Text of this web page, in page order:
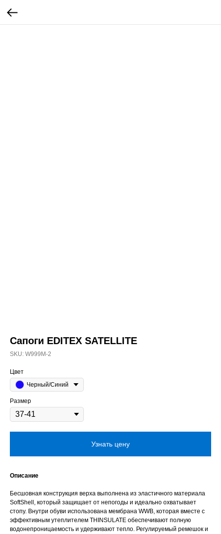
Сапоги EDITEX SATELLITE
SKU: W999M-2
Цвет
Черный/Синий
Размер
Узнать цену
Описание
Бесшовная конструкция верха выполнена из эластичного материала
SoftShell, который защищает от непогоды и идеально охватывает
стопу. Внутри обуви использована мембрана WWB, которая вместе с
эффективным утеплителем THINSULATE обеспечивают полную
водонепроницаемость и удерживают тепло. Регулируемый ремешок и